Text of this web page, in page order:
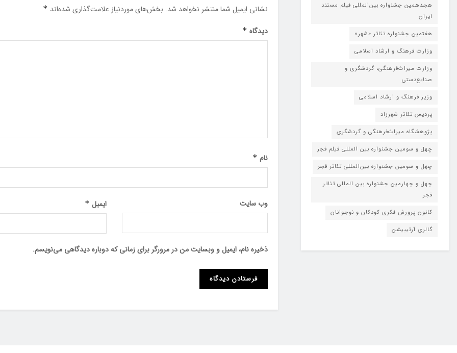
نشانی ایمیل شما منتشر نخواهد شد. بخش‌های موردنیاز علامت‌گذاری شده‌اند *
دیدگاه *
نام *
ایمیل * وب‌ سایت
ذخیره نام، ایمیل و وبسایت من در مرورگر برای زمانی که دوباره دیدگاهی می‌نویسم.
هجدهمین جشنواره بین‌المللی فیلم مستند
ایران
هفتمین جشنواره تئاتر «شهر»
وزارت فرهنگ و ارشاد اسلامی
وزارت میراث‌فرهنگی، گردشگری و
صنایع‌دستی
وزیر فرهنگ و ارشاد اسلامی
پردیس تئاتر شهرزاد
پژوهشگاه میراث‌فرهنگی و گردشگری
چهل و سومین جشنواره بین المللی فیلم فجر
چهل و سومین جشنواره بین‌المللی تئاتر فجر
چهل و چهارمین جشنواره بین المللی تئاتر
فجر
کانون پرورش فکری کودکان و نوجوانان
گالری آرتیبیشن